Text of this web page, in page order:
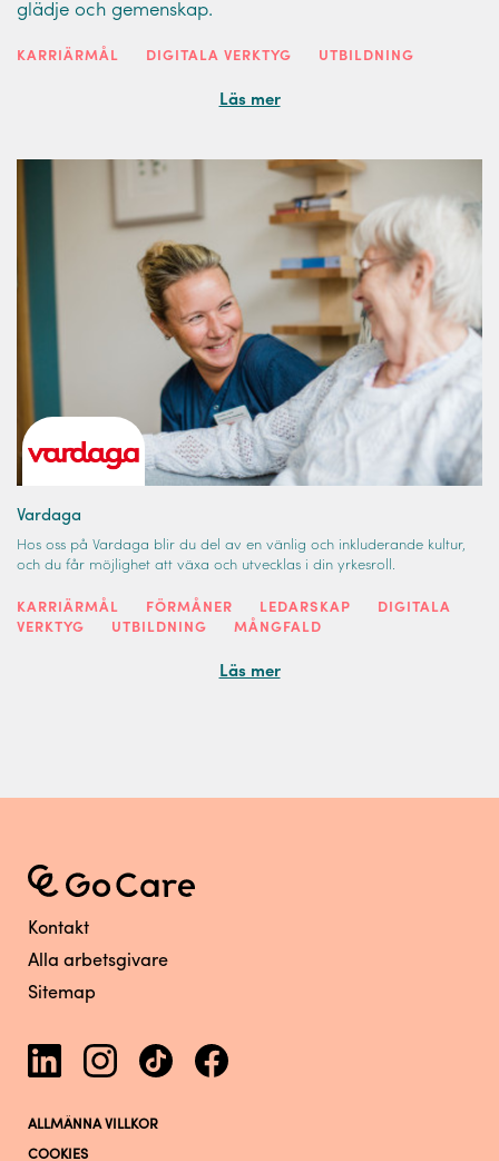
glädje och gemenskap.
KARRIÄRMÅL DIGITALA VERKTYG UTBILDNING
Läs mer
Vardaga
Hos oss på Vardaga blir du del av en vänlig och inkluderande kultur,
och du får möjlighet att växa och utvecklas i din yrkesroll.
KARRIÄRMÅL FÖRMÅNER LEDARSKAP
DIGITALA
VERKTYG
UTBILDNING MÅNGFALD
Läs mer
Kontakt
Alla arbetsgivare
Sitemap
ALLMÄNNA VILLKOR
COOKIES